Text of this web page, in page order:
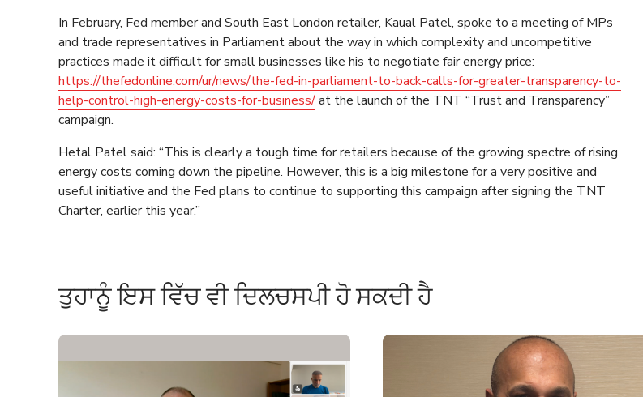
In February, Fed member and South East London retailer, Kaual Patel, spoke to a meeting of MPs
and trade representatives in Parliament about the way in which complexity and uncompetitive
practices made it difficult for small businesses like his to negotiate fair energy price:
https://thefedonline.com/ur/news/the-fed-in-parliament-to-back-calls-for-greater-transparency-to-
help-control-high-energy-costs-for-business/at the launch of the TNT “Trust and Transparency”
campaign.
Hetal Patel said: “This is clearly a tough time for retailers because of the growing spectre of rising
energy costs coming down the pipeline. However, this is a big milestone for a very positive and
useful initiative and the Fed plans to continue to supporting this campaign after signing the TNT
Charter, earlier this year.”
ਤੁਹਾਨੂੰ ਇਸ ਵਿੱਚ ਵੀ ਦਿਲਚਸਪੀ ਹੋ ਸਕਦੀ ਹੈ